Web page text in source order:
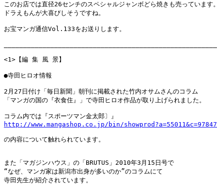
このお店では直径26センチのスペシャルジャンボどら焼きも売っています
ドラえもんが大喜びしそうですね。
お宝マンガ通信Vol.133をお送りします。
<1>【編 集 風 景】
●寺田ヒロオ情報
2月27日付け「毎日新聞」朝刊に掲載された竹内オサムさんのコラム
「マンガの国の『衣食住』」で寺田ヒロオ作品が取り上げられました。
http://www.mangashop.co.jp/bin/
の内容について触れられています。
また「マガジンハウス」の「BRUTUS」2010年3月15日号で
“なぜ、マンガ家は新潟市出身が多いのか”のコラムにて
寺田先生が紹介されています。